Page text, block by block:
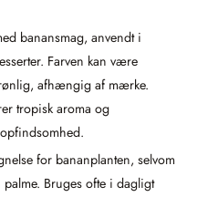
banansmag, anvendt i
Farven kan være
afhængig af mærke.
tropisk aroma og
for bananplanten, selvom
Bruges ofte i dagligt